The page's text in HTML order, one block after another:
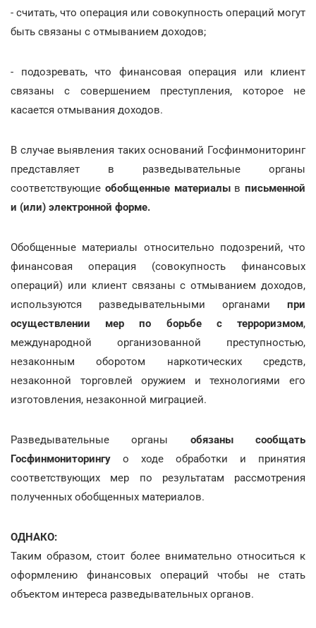
- считать, что операция или совокупность операций могут
быть связаны с отмыванием доходов;
- подозревать, что финансовая операция или клиент
связаны с совершением преступления, которое не
касается отмывания доходов.
В случае выявления таких оснований Госфинмониторинг
представляет в разведывательные органы
соответствующие обобщенные материалыв письменной
и (или) электронной форме.
Обобщенные материалы относительно подозрений, что
финансовая операция (совокупность финансовых
операций) или клиент связаны с отмыванием доходов,
используются разведывательными органами при
осуществлении мер по борьбе с терроризмом,
международной организованной преступностью,
незаконным оборотом наркотических средств,
незаконной торговлей оружием и технологиями его
изготовления, незаконной миграцией.
Разведывательные органы обязаны сообщать
Госфинмониторингу о ходе обработки и принятия
соответствующих мер по результатам рассмотрения
полученных обобщенных материалов.
ОДНАКО:
Таким образом, стоит более внимательно относиться к
оформлению финансовых операций чтобы не стать
объектом интереса разведывательных органов.